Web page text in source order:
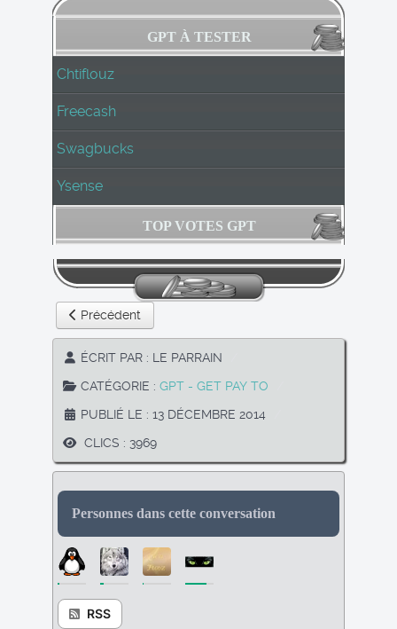
GPT À TESTER
Chtiflouz
Freecash
Swagbucks
Ysense
TOP VOTES GPT
Article précédent : Ysense
Précédent
ÉCRIT PAR : LE PARRAIN
CATÉGORIE : GPT - GET PAY TO
PUBLIÉ LE : 13 DÉCEMBRE 2014
CLICS : 3969
Personnes dans cette conversation
RSS